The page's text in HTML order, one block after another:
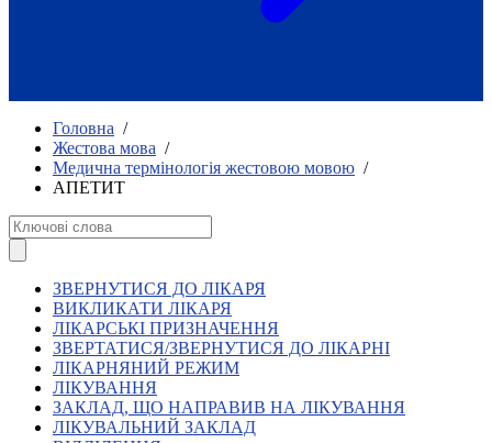
співає»
жестову мову.
УТОГ»: прийом заявок 2023
Флешмоб «Історії успіхів, які надихають»
Переклад жестовою мовою
Діяльність УТОГ
92 роки УТОГ
93 роки УТОГ
Історії та спогади ветеранів УТОГ
Кадрові зміни
Працевлаштування
Про глухих
Постаті в УТОГ
Все про УТОГ: ваші права, послуги та підтримка:
Головна /
Жестова мова /
Медична термінологія жестовою мовою /
АПЕТИТ
ЗВЕРНУТИСЯ ДО ЛІКАРЯ
ВИКЛИКАТИ ЛІКАРЯ
ЛІКАРСЬКІ ПРИЗНАЧЕННЯ
ЗВЕРТАТИСЯ/ЗВЕРНУТИСЯ ДО ЛІКАРНІ
ЛІКАРНЯНИЙ РЕЖИМ
ЛІКУВАННЯ
ЗАКЛАД, ЩО НАПРАВИВ НА ЛІКУВАННЯ
ЛІКУВАЛЬНИЙ ЗАКЛАД